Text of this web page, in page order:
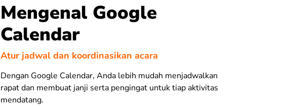
Mengenal Google
Calendar
Atur jadwal dan koordinasikan acara
Dengan Google Calendar, Anda lebih mudah menjadwalkan
rapat dan membuat janji serta pengingat untuk tiap aktivitas
mendatang.